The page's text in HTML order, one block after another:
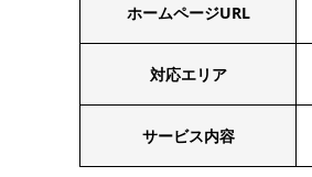
ホームページURL
対応エリア
サービス内容